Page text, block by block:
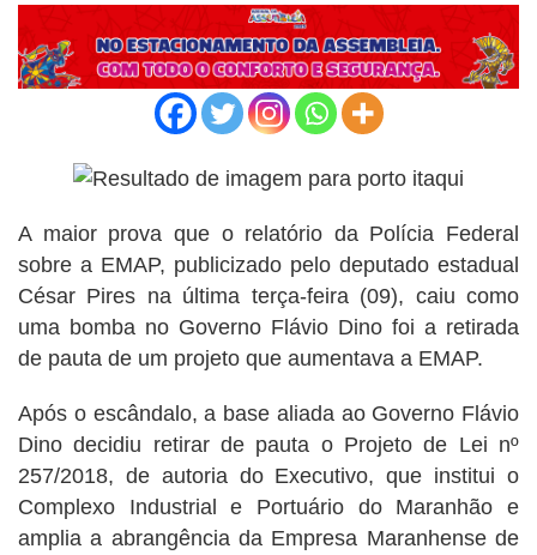
A maior prova que o relatório da Polícia Federal
sobre a EMAP, publicizado pelo deputado estadual
César Pires na última terça-feira (09), caiu como
uma bomba no Governo Flávio Dino foi a retirada
de pauta de um projeto que aumentava a EMAP.
Após o escândalo, a base aliada ao Governo Flávio
Dino decidiu retirar de pauta o Projeto de Lei nº
257/2018, de autoria do Executivo, que institui o
Complexo Industrial e Portuário do Maranhão e
amplia a abrangência da Empresa Maranhense de